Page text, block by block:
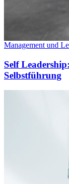
Management und
Self
Selbstführung